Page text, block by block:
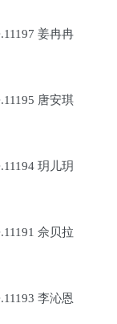
姜冉冉
唐安琪
玥儿玥
佘贝拉
李沁恩